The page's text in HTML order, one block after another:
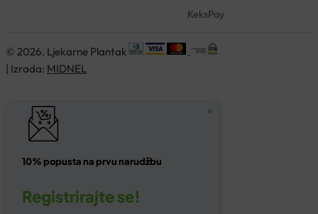
KeksPay
© 2026. Ljekarne Plantak
| Izrada: MIDNEL
10% popusta na prvu narudžbu
Registrirajte se!